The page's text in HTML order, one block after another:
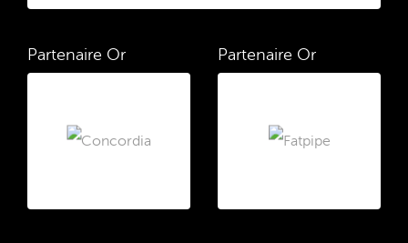
Partenaire Or Partenaire Or